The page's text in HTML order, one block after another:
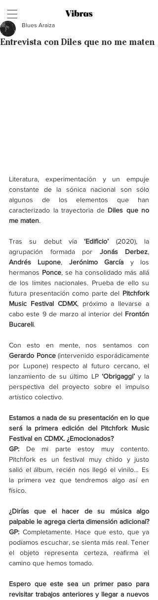
Entrevista con Diles que no me maten
Blues Araiza
Literatura, experimentación y un empuje
constante de la sónica nacional son sólo
algunos de los elementos que han
caracterizado la trayectoria de Diles que no
me maten.
Tras su debut vía ‘Edificio’ (2020), la
agrupación formada por Jonás Derbez
Andrés Lupone, Jerónimo García y los
hermanos Ponce, se ha consolidado más allá
de los límites nacionales. Prueba de ello su
futura presentación como parte del Pitchfork
Music Festival CDMX, próximo a llevarse a
cabo este 9 de marzo al interior del Frontón
Bucareli.
Gerardo Ponce (intervenido esporádicamente
por Lupone) respecto al futuro cercano, el
lanzamiento de su último LP ‘Obrigaggi’ y la
perspectiva del proyecto sobre el impulso
artístico colectivo.
Estamos a nada de su presentación en lo que
será la primera edición del Pitchfork Music
Festival en CDMX. ¿Emocionados?
GP: De mi parte estoy muy contento.
Pitchfork es un festival muy chido y justo
salió el álbum, recién nos llegó el vinilo… Es
la primera vez que tendremos algo así en
físico.
¿Dirías que el hacer de su música algo
palpable le agrega cierta dimensión adicional?
GP: Completamente. Hace que esto, que ya
podíamos escuchar, se sienta más real. Tener
el objeto representa certeza, reafirma el
camino que hemos tomado.
Espero que este sea un primer paso para
revisitar trabajos anteriores y llegar a nuevos